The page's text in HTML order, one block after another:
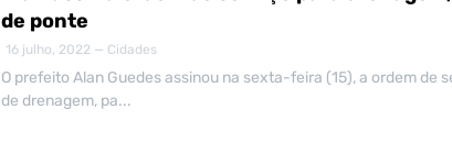
de ponte
16 julho, 2022 — Cidades
O prefeito Alan Guedes assinou na sexta-feira (15), a ordem de
de drenagem, pa...